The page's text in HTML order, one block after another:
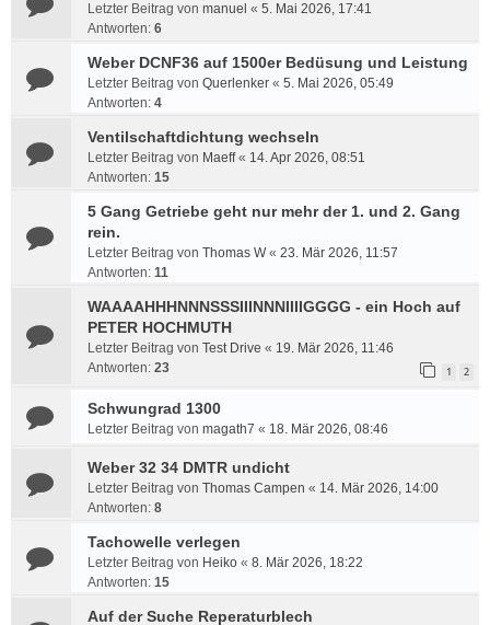
Letzter Beitrag von manuel « 5. Mai 2026, 17:41
Antworten: 6
Weber DCNF36 auf 1500er Bedüsung und Leistung
Letzter Beitrag von Querlenker « 5. Mai 2026, 05:49
Antworten: 4
Ventilschaftdichtung wechseln
Letzter Beitrag von Maeff« 14. Apr 2026, 08:51
Antworten: 15
5 Gang Getriebe geht nur mehr der 1. und 2. Gang
rein.
Letzter Beitrag von Thomas W« 23. Mär 2026, 11:57
Antworten: 11
WAAAAHHHNNNSSSIIINNNIIIIGGGG - ein Hoch auf
PETER HOCHMUTH
Letzter Beitrag von Test Drive « 19. Mär 2026, 11:46
Antworten: 23 1 2
Schwungrad 1300
Letzter Beitrag von magath7 « 18. Mär 2026, 08:46
Weber 32 34 DMTR undicht
Letzter Beitrag von Thomas Campen « 14. Mär 2026, 14:00
Antworten: 8
Tachowelle verlegen
Letzter Beitrag von Heiko « 8. Mär 2026, 18:22
Antworten: 15
Auf der Suche Reperaturblech